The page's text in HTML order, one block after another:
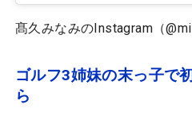
髙久みなみのInstagram（
ゴルフ3姉妹の末っ子で
ら